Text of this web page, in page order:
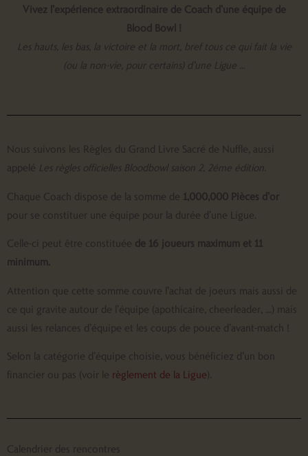
Vivez l’expérience extraordinaire de Coach d’une équipe de
Blood Bowl !
Les hauts, les bas, la victoire et la mort, bref tous ce qui fait la vie
(ou la non-vie, pour certains) d’une Ligue …
Nous suivons les Règles du Grand Livre Sacré de Nuffle, aussi
appelé Les règles officielles Bloodbowl saison 2, 2éme édition.
Chaque Coach dispose de la somme de 1,000,000 Pièces d’or
pour se constituer une équipe pour la durée d’une Ligue.
Celle-ci peut être constituée de 16 joueurs maximum et 11
minimum.
Attention que cette somme couvre l’achat de joeurs mais aussi de
ce qui gravite autour de l’équipe (apothicaire, cheerleader, …) mais
aussi les relances d’équipe et les coups de pouce d’avant-match !
Selon la catégorie d’équipe choisie, vous bénéficiez d’un bon
financier ou pas (voir le règlement de la Ligue).
Calendrier des rencontres